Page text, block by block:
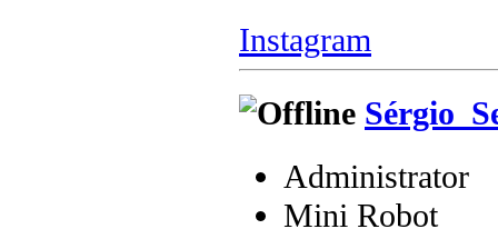
Instagram
Administrator
Mini Robot